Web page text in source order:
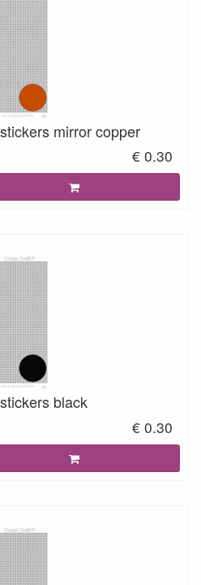
mirror copper
€ 0.30
black
€ 0.30